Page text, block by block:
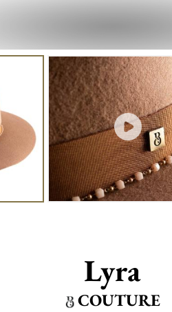
Lyra
COUTURE